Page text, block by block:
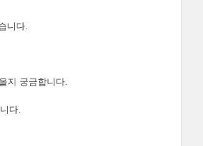
니다.
지 궁금합니다.
다.